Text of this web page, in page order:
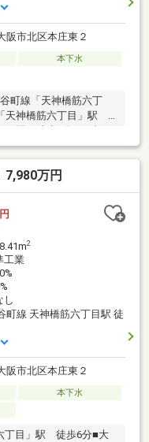
阪市北区本庄東２
本下水
線「天神橋筋六丁
神橋筋六丁目」駅
北東┏┓周辺環境＊ ◇
◇ライフ本庄店ま
100m ◇大阪市立豊崎
7,980万円
2
工業
し
町線 天神橋筋六丁目駅 徒
阪市北区本庄東２
本下水
丁目」駅 徒歩6分■大